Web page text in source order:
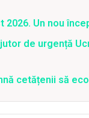
2026. Un nou
de urgență
cetățenii să